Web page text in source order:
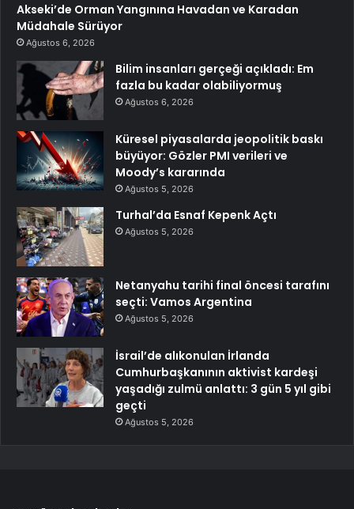
Akseki’de Orman Yangınına Havadan ve Karadan
Müdahale Sürüyor
Ağustos 6, 2026
Bilim insanları gerçeği açıkladı: Em
fazla bu kadar olabiliyormuş
Ağustos 6, 2026
Küresel piyasalarda jeopolitik baskı
büyüyor: Gözler PMI verileri ve
Moody’s kararında
Ağustos 5, 2026
Turhal’da Esnaf Kepenk Açtı
Ağustos 5, 2026
Netanyahu tarihi final öncesi tarafını
seçti: Vamos Argentina
Ağustos 5, 2026
İsrail’de alıkonulan İrlanda
Cumhurbaşkanının aktivist kardeşi
yaşadığı zulmü anlattı: 3 gün 5 yıl gibi
geçti
Ağustos 5, 2026